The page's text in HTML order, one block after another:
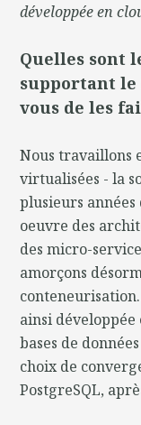
développée en
Quelles sont
supportant le
vous de les
Nous travaillons
virtualisées - la
plusieurs années
oeuvre des
des micro-
amorçons
ainsi
bases de
choix de
PostgreSQL,